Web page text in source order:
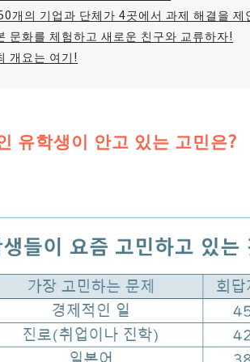
개의 기업과 단체가 4곳에서 과제 해결을 제
문화를 체험하고 새로운 친구와 교류하자!
개요는 여기!
유학생이 안고 있는 고민은?